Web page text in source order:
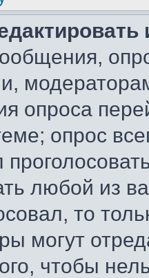
опроса
опрос
любой из
то
могут
чтобы